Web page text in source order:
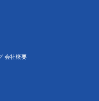
会社概要